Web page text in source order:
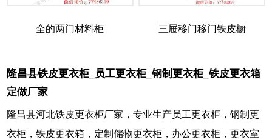
全的两门材料柜 三屉移门移门铁皮橱
隆昌县铁皮更衣柜_员工更衣柜_钢制更衣柜_铁皮更衣箱
定做厂家
隆昌县河北铁皮更衣柜厂家，专业生产员工更衣柜，钢制更
衣柜，铁皮更衣箱，定制储物更衣柜，办公更衣柜，更衣室